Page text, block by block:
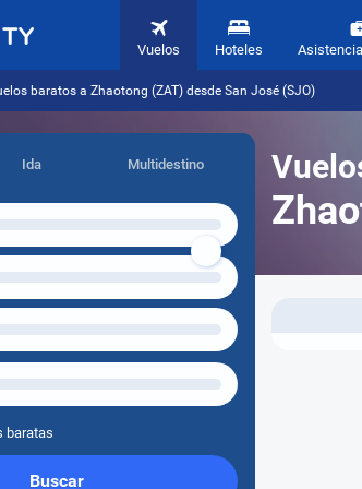
Vuelos Hoteles
baratos a Zhaotong (ZAT) desde San José (SJO)
Ida Multidestino
baratas
Buscar